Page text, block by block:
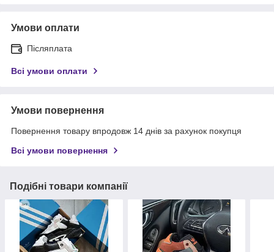
Умови оплати
Післяплата
Всі умови оплати
Умови повернення
Повернення товару впродовж 14 днів за рахунок покупця
Всі умови повернення
Подібні товари компанії